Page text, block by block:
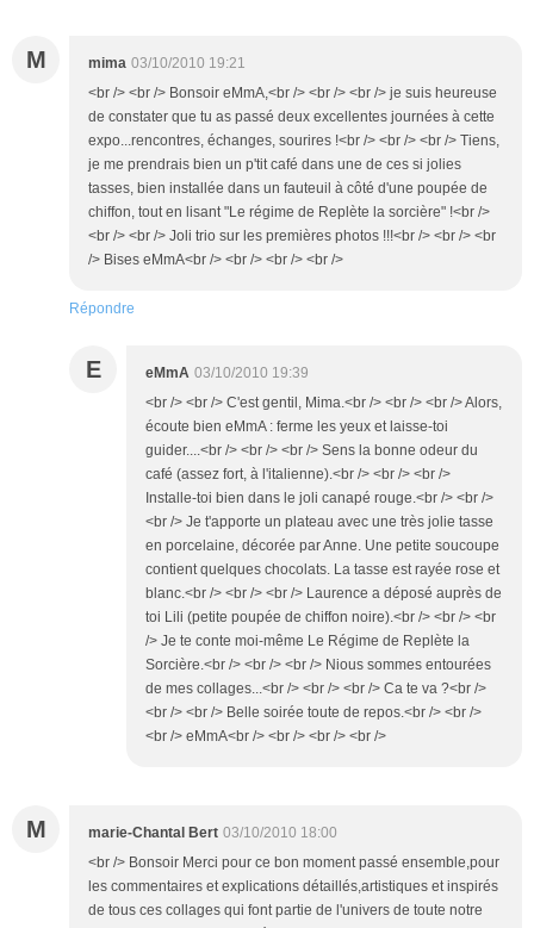
M mima 03/10/2010 19:21
<br /> <br /> Bonsoir eMmA,<br /> <br /> <br /> je suis heureuse
de constater que tu as passé deux excellentes journées à cette
expo...rencontres, échanges, sourires !<br /> <br /> <br /> Tiens,
je me prendrais bien un p'tit café dans une de ces si jolies
tasses, bien installée dans un fauteuil à côté d'une poupée de
chiffon, tout en lisant "Le régime de Replète la sorcière" !<br />
<br /> <br /> Joli trio sur les premières photos !!!<br /> <br /> <br
/> Bises eMmA<br /> <br /> <br /> <br />
Répondre
E eMmA 03/10/2010 19:39
<br /> <br /> C'est gentil, Mima.<br /> <br /> <br /> Alors,
écoute bien eMmA : ferme les yeux et laisse-toi
guider....<br /> <br /> <br /> Sens la bonne odeur du
café (assez fort, à l'italienne).<br /> <br /> <br />
Installe-toi bien dans le joli canapé rouge.<br /> <br />
<br /> Je t'apporte un plateau avec une très jolie tasse
en porcelaine, décorée par Anne. Une petite soucoupe
contient quelques chocolats. La tasse est rayée rose et
blanc.<br /> <br /> <br /> Laurence a déposé auprès de
toi Lili (petite poupée de chiffon noire).<br /> <br /> <br
/> Je te conte moi-même Le Régime de Replète la
Sorcière.<br /> <br /> <br /> Nious sommes entourées
de mes collages...<br /> <br /> <br /> Ca te va ?<br />
<br /> <br /> Belle soirée toute de repos.<br /> <br />
<br /> eMmA<br /> <br /> <br /> <br />
M marie-Chantal Bert 03/10/2010 18:00
<br /> Bonsoir Merci pour ce bon moment passé ensemble,pour
les commentaires et explications détaillés,artistiques et inspirés
de tous ces collages qui font partie de l'univers de toute notre